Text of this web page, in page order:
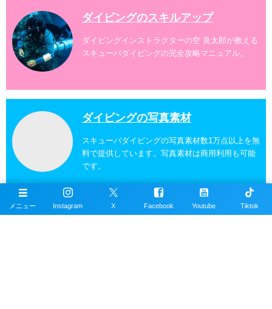
ダイビングのスキルアップ
ダイビングインストラクターの空 良太郎が教える
スキューバダイビングの完全攻略マニュアル。
ダイビングの写真素材
スキューバダイビングの写真素材数1万点以上を無
料で提供しています。写真素材は商用利用も可能
です。
沖縄ダイビングの魚図鑑
メニュー Instagram X Facebook Youtube Tiktok